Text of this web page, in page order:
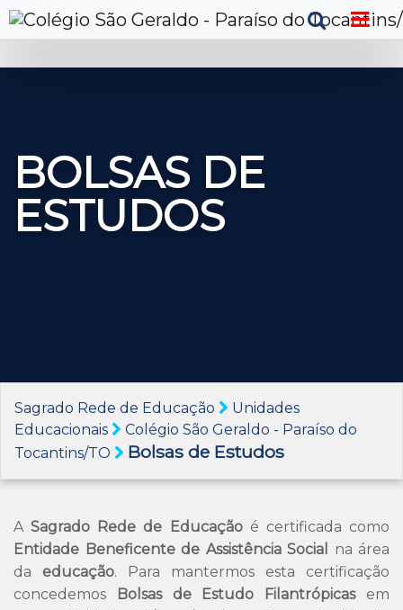
BOLSAS DE
ESTUDOS
Sagrado Rede de Educação
Unidades
Educacionais
Colégio São Geraldo - Paraíso do
Tocantins/TO
Bolsas de Estudos
ASagrado Rede de Educaçãoé certificada como
Entidade Beneficente de Assistência Social
na área
da educação. Para mantermos esta certificação
concedemos
Bolsas de Estudo Filantrópicasem